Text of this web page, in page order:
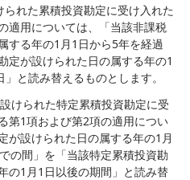
れた累積投資勘定に受け入れた
適用については、「当該非課税
する年の1月1日から5年を経過
定が設けられた日の属する年の1
と読み替えるものとします。
けられた特定累積投資勘定に受
第1項および第2項の適用につい
が設けられた日の属する年の1月
の間」を「当該特定累積投資勘
の1月1日以後の期間」と読み替